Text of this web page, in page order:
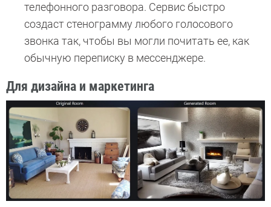
телефонного разговора. Сервис быстро
создаст стенограмму любого голосового
звонка так, чтобы вы могли почитать ее, как
обычную переписку в мессенджере.
Для дизайна и маркетинга